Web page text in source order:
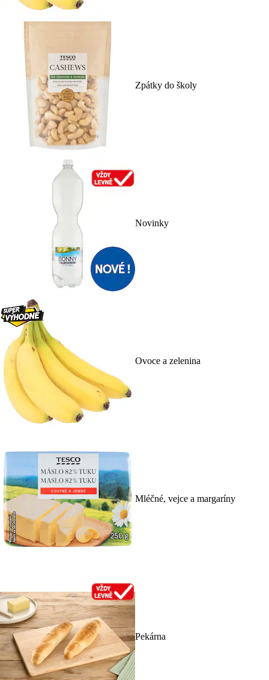
Zpátky do školy
Novinky
Ovoce a zelenina
Mléčné, vejce a margaríny
Pekárna